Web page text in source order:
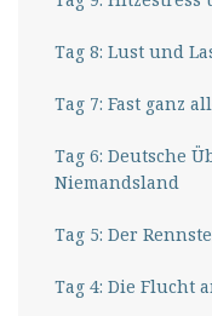
Tag 8: Lust und
Tag 7: Fast
Tag 6: Deutsche
Niemandsland
Tag 5: Der
Tag 4: Die Flucht